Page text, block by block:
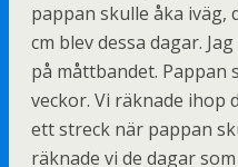
pappan skulle åka iväg,
cm blev dessa dagar.
på måttbandet. Pappan
veckor. Vi räknade ihop
ett streck när pappan
räknade vi de dagar